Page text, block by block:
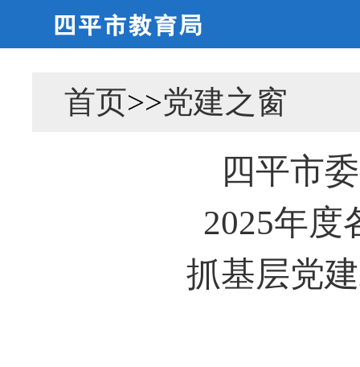
首页>>党建之窗
四平市
2025年度
抓基层党